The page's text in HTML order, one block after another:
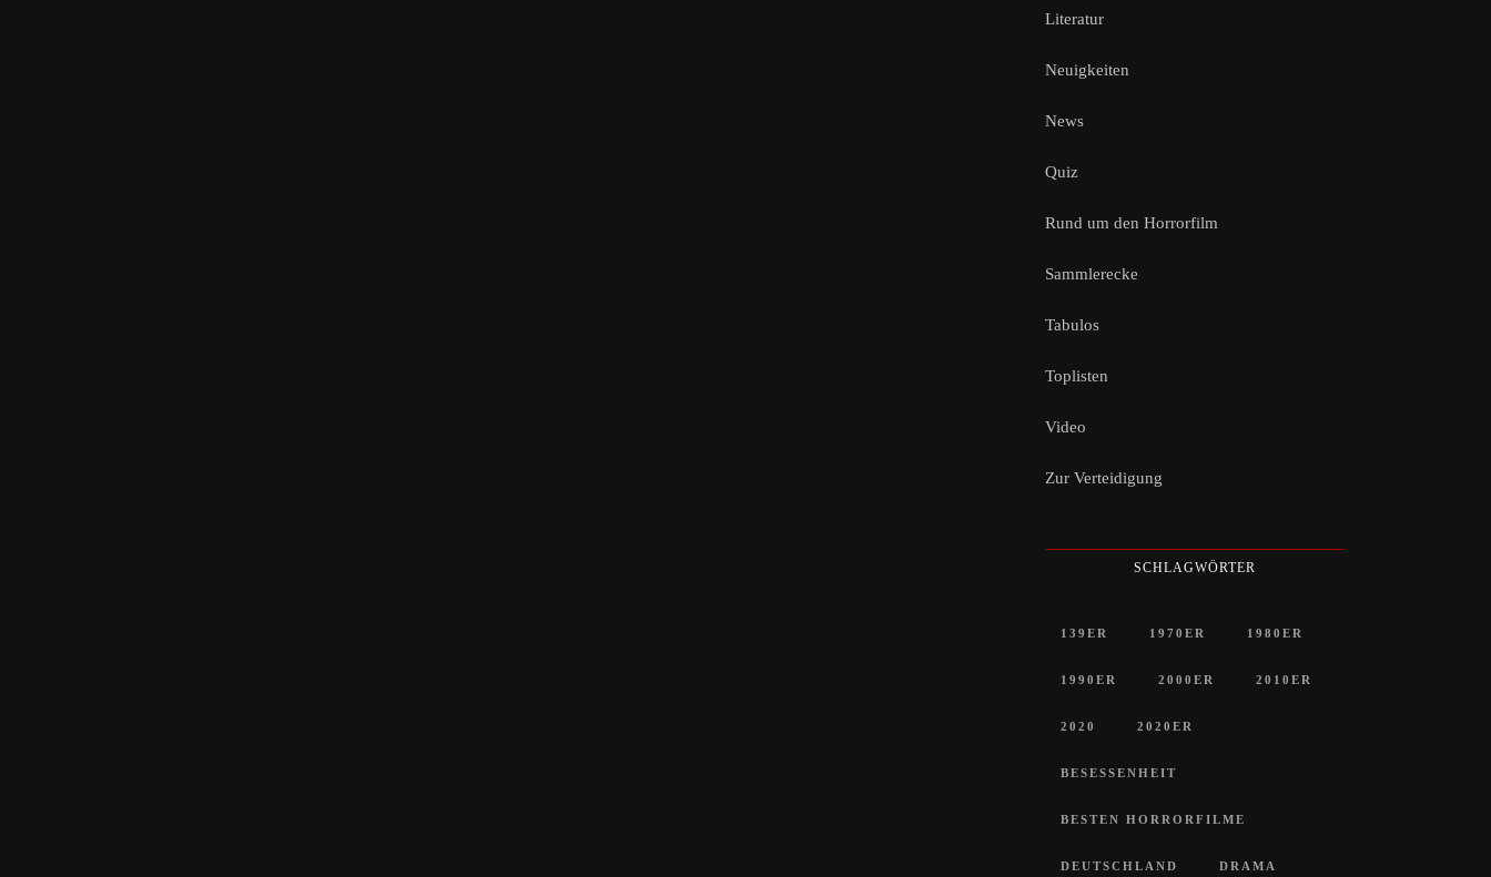
Literatur
Neuigkeiten
News
Quiz
Rund um den Horrorfilm
Sammlerecke
Tabulos
Toplisten
Video
Zur Verteidigung
SCHLAGWÖRTER
139ER 1970ER 1980ER
1990ER 2000ER 2010ER
2020 2020ER
BESESSENHEIT
BESTEN HORRORFILME
DEUTSCHLAND DRAMA